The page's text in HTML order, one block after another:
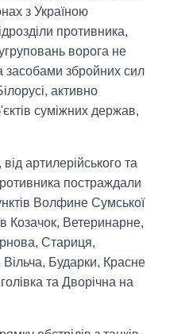
з Україною
противника,
ворога не
збройних сил
активно
суміжних держав,
артилерійського та
постраждали
Волфине Сумської
Козачок, Ветеринарне,
Стариця,
Бударки, Красне
та Дворічна на